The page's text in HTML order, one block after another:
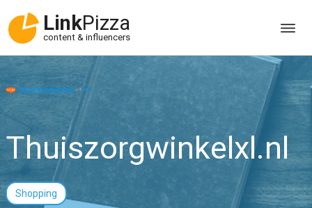
LinkPizza
content & influencers
Thuiszorgwinkelxl.nl
Shopping